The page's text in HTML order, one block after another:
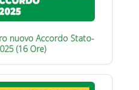
nuovo Accordo Stato-
(16 Ore)